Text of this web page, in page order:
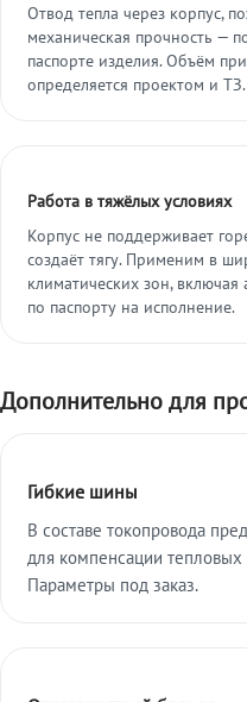
Отвод тепла через корпус,
механическая прочность —
паспорте изделия. Объём
определяется проектом и ТЗ.
Работа в тяжёлых условиях
Корпус не поддерживает
создаёт тягу. Применим в
климатических зон,
по паспорту на исполнение.
Дополнительно для
Гибкие шины
В составе токопровода
для компенсации
Параметры под заказ.